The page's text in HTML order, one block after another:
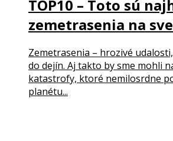
TOP10 – Toto sú
zemetrasenia na
Zemetrasenia – hrozivé
do dejín. Aj takto by sme mohli
katastrofy, ktoré nemilosrdne
planétu...